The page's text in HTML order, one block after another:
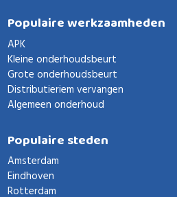
Populaire werkzaamheden
APK
Kleine onderhoudsbeurt
Grote onderhoudsbeurt
Distributieriem vervangen
Algemeen onderhoud
Populaire steden
Amsterdam
Eindhoven
Rotterdam